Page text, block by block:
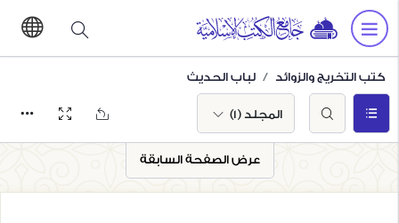
كتب التخريج والزوائد لباب الحديث
المجلد (1)
عرض الصفحة السابقة